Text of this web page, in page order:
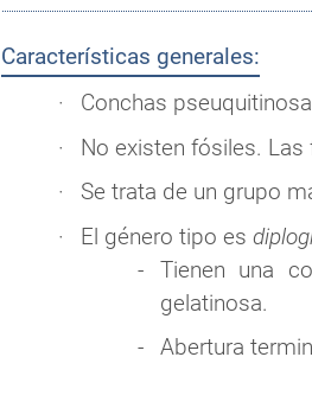
Características generales:
Conchas
No existen fósiles.
Se trata de un grupo
El género tipo es
Tienen una
gelatinosa.
Abertura